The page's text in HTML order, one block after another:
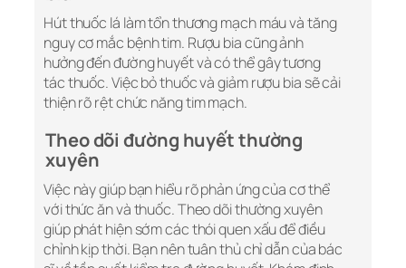
Hút thuốc lá làm tổn thương mạch máu và tăng
nguy cơ mắc bệnh tim. Rượu bia cũng ảnh
hưởng đến đường huyết và có thể gây tương
tác thuốc. Việc bỏ thuốc và giảm rượu bia sẽ cải
thiện rõ rệt chức năngtim mạch.
Theo dõi đường huyết thường
xuyên
Việc này giúp bạn hiểu rõ phản ứng của cơ thể
với thức ăn và thuốc. Theo dõi thường xuyên
giúp phát hiện sớm các thói quen xấu để điều
chỉnh kịp thời. Bạn nên tuân thủ chỉ dẫn của bác